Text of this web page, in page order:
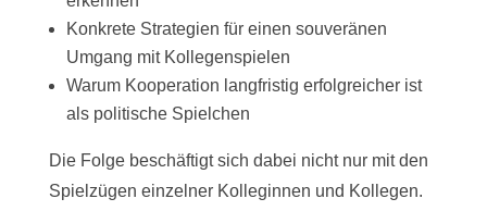
Konkrete Strategien für einen souveränen
Umgang mit Kollegenspielen
Warum Kooperation langfristig erfolgreicher ist
als politische Spielchen
Die Folge beschäftigt sich dabei nicht nur mit den
Spielzügen einzelner Kolleginnen und Kollegen.